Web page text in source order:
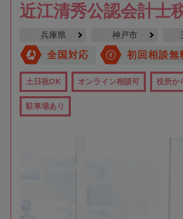
近江清秀公認会計士
兵庫県 神戸市
全国対応 初回相談無
土日祝OK オンライン相談可 役所か
駐車場あり